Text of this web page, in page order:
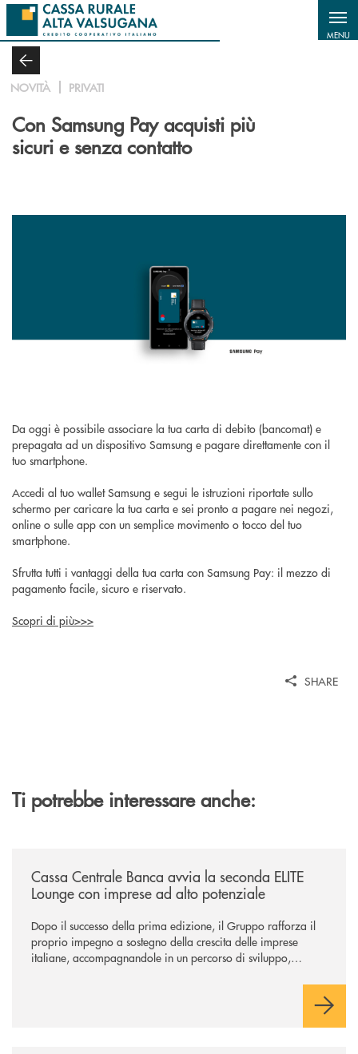
Salta al contenuto principale
MENU
NOVITÀ PRIVATI
Con Samsung Pay acquisti più
sicuri e senza contatto
Da oggi è possibile associare la tua carta di debito (bancomat) e
prepagata ad un dispositivo Samsung e pagare direttamente con il
tuo smartphone.
Accedi al tuo wallet Samsung e segui le istruzioni riportate sullo
schermo per caricare la tua carta e sei pronto a pagare nei negozi,
online o sulle app con un semplice movimento o tocco del tuo
smartphone.
Sfrutta tutti i vantaggi della tua carta con Samsung Pay: il mezzo di
pagamento facile, sicuro e riservato.
Scopri di più>>>
SHARE
Ti potrebbe interessare anche:
Cassa Centrale Banca avvia la seconda ELITE
Lounge con imprese ad alto potenziale
Dopo il successo della prima edizione, il Gruppo rafforza il
proprio impegno a sostegno della crescita delle imprese
italiane, accompagnandole in un percorso di sviluppo,